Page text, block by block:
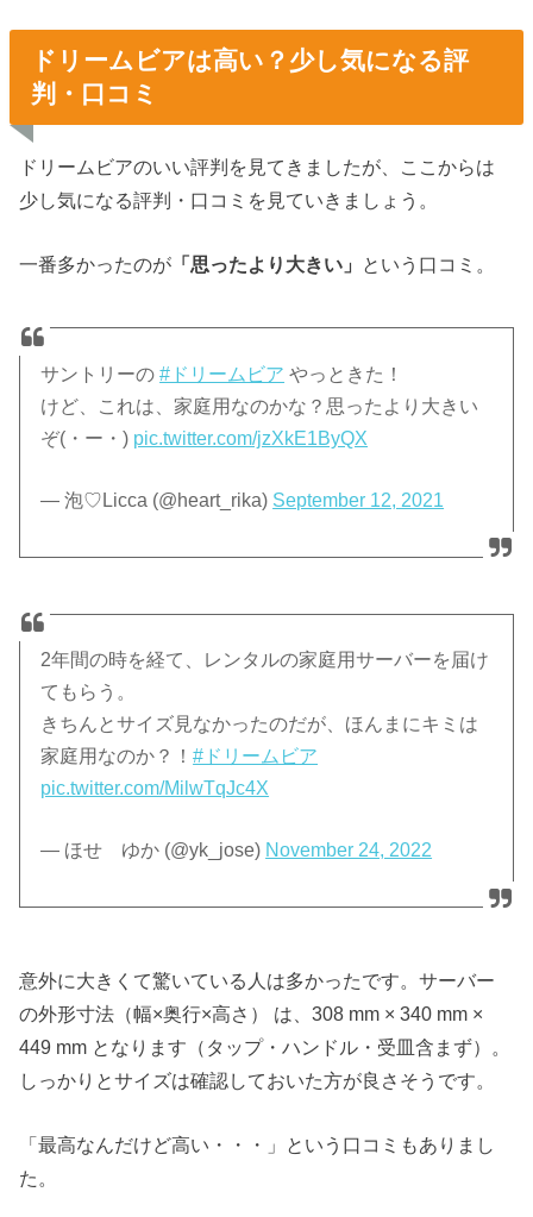
ドリームビアは高い？少し気になる評
判・口コミ
ドリームビアのいい評判を見てきましたが、ここからは
少し気になる評判・口コミを見ていきましょう。
一番多かったのが 「思ったより大きい」 という口コミ。
サントリーの#ドリームビア やっときた！
けど、これは、家庭用なのかな？思ったより大きい
ぞ(・ー・) pic.twitter.com/jzXkE1ByQX
— 泡♡Licca (@heart_rika) September 12, 2021
2年間の時を経て、レンタルの家庭用サーバーを届け
てもらう。
きちんとサイズ見なかったのだが、ほんまにキミは
家庭用なのか？！#ドリームビア
pic.twitter.com/MilwTqJc4X
— ほせ ゆか (@yk_jose) November 24, 2022
意外に大きくて驚いている人は多かったです。サーバー
の外形寸法（幅×奥行×高さ） は、308 mm × 340 mm ×
449 mm となります（タップ・ハンドル・受皿含まず）。
しっかりとサイズは確認しておいた方が良さそうです。
「最高なんだけど高い・・・」という口コミもありまし
た。